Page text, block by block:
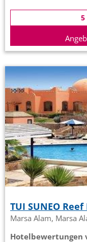
5
TUI SUNEO
Marsa Alam, Marsa
Hotelbewertungen